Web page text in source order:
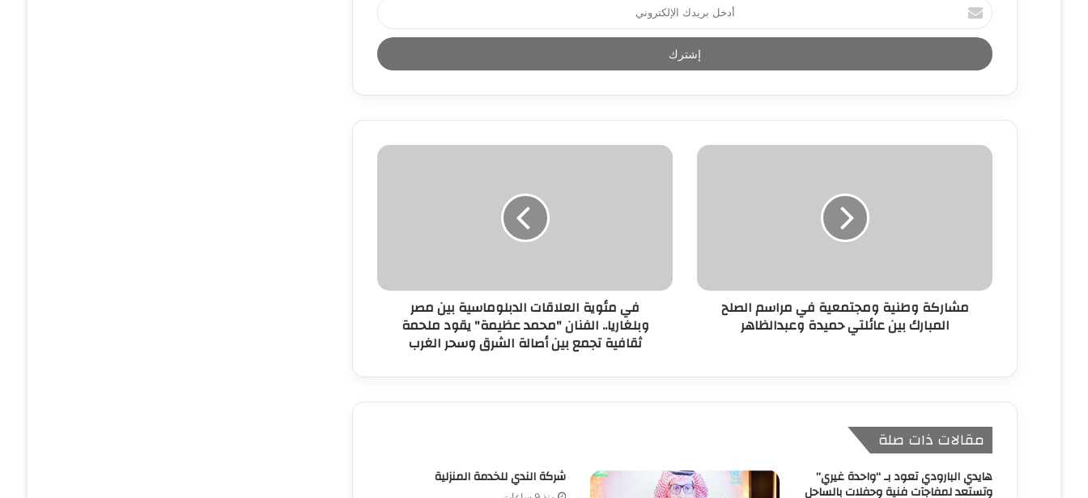
أ
د
خ
ل
د
ا
مشاركة وطنية ومجتمعية في مراسم الصلح
المبارك بين عائلتي حميدة وعبدالظاهر
في مئوية العلاقات الدبلوماسية بين مصر
وبلغاريا.. الفنان "محمد عظيمة" يقود ملحمة
ثقافية تجمع بين أصالة الشرق وسحر الغرب
مقالات ذات صلة
هايدي البارودي تعود بـ “واحدة غيري”
وتستعد لمفاجآت فنية وحفلات بالساحل
شركة الندي للخدمة المنزلية